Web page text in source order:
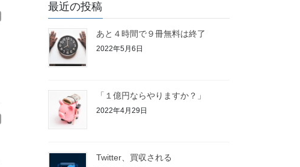
最近の投稿
あと４時間で９冊無料は終了
2022年5月6日
「１億円ならやりますか？」
2022年4月29日
Twitter、買収される